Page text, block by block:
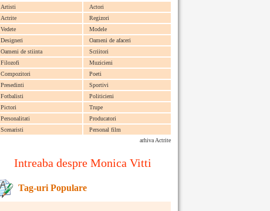
Artisti
Actori
Actrite
Regizori
Vedete
Modele
Designeri
Oameni de afaceri
Oameni de stiinta
Scriitori
Filozofi
Muzicieni
Compozitori
Poeti
Presedinti
Sportivi
Fotbalisti
Politicieni
Pictori
Trupe
Personalitati
Producatori
Scenaristi
Personal film
arhiva Actrite
Intreaba despre Monica Vitti
Tag-uri Populare